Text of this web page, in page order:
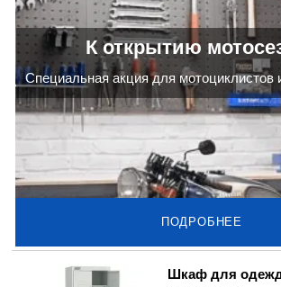
К открытию
Cпециальная акция для мотоциклистов
ПОДРОБНЕЕ
Шкаф для